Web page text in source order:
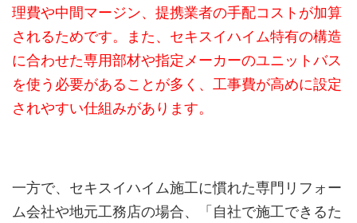
理費や中間マージン、提携業者の手配コストが加算
されるためです。また、セキスイハイム特有の構造
に合わせた専用部材や指定メーカーのユニットバス
を使う必要があることが多く、工事費が高めに設定
されやすい仕組みがあります。
一方で、セキスイハイム施工に慣れた専門リフォー
ム会社や地元工務店の場合、「自社で施工できるた